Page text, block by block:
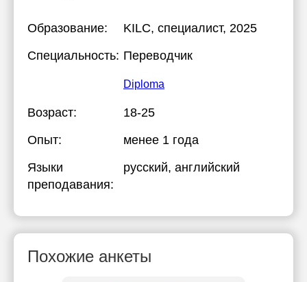
Образование: KILC, специалист, 2025
Специальность: Переводчик
Diploma
Возраст:
18-25
Опыт:
менее 1 года
Языки
преподавания:
русский, английский
Похожие анкеты